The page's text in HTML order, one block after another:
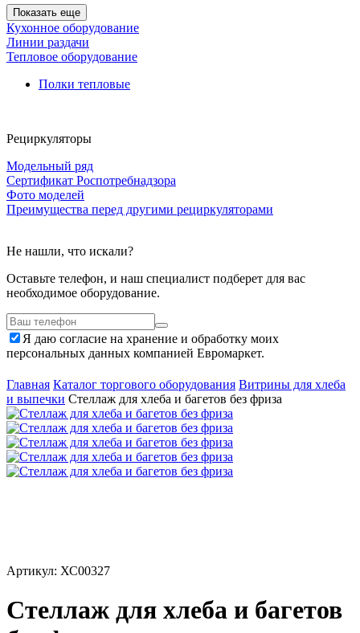
Показать еще
Кухонное оборудование
Линии раздачи
Тепловое оборудование
Полки тепловые
Рециркуляторы
Модельный ряд
Сертификат Роспотребнадзора
Фото моделей
Преимущества перед другими рециркуляторами
Не нашли, что искали?
Оставьте телефон, и наш специалист подберет для вас
необходимое оборудование.
Я даю согласие на хранение и обработку моих
персональных данных компанией Евромаркет.
Главная Каталог торгового оборудования Витрины для хлеба
и выпечки Стеллаж для хлеба и багетов без фриза
Артикул: ХС00327
Стеллаж для хлеба и багетов